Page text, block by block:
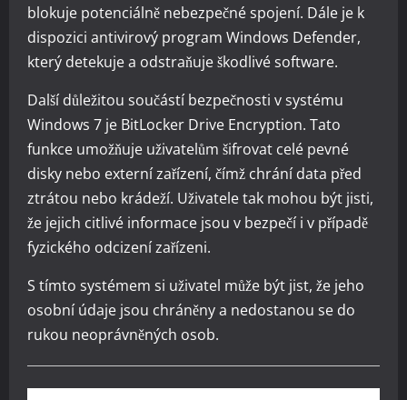
blokuje potenciálně nebezpečné spojení. Dále je k
dispozici antivirový program Windows Defender,
který detekuje a odstraňuje škodlivé software.
Další důležitou součástí bezpečnosti v systému
Windows 7 je BitLocker Drive Encryption. Tato
funkce umožňuje uživatelům šifrovat celé pevné
disky nebo externí zařízení, čímž chrání data před
ztrátou nebo krádeží. Uživatele tak mohou být jisti,
že jejich citlivé informace jsou v bezpečí i v případě
fyzického odcizení zařízeni.
S tímto systémem si uživatel může být jist, že jeho
osobní údaje jsou chráněny a nedostanou se do
rukou neoprávněných osob.